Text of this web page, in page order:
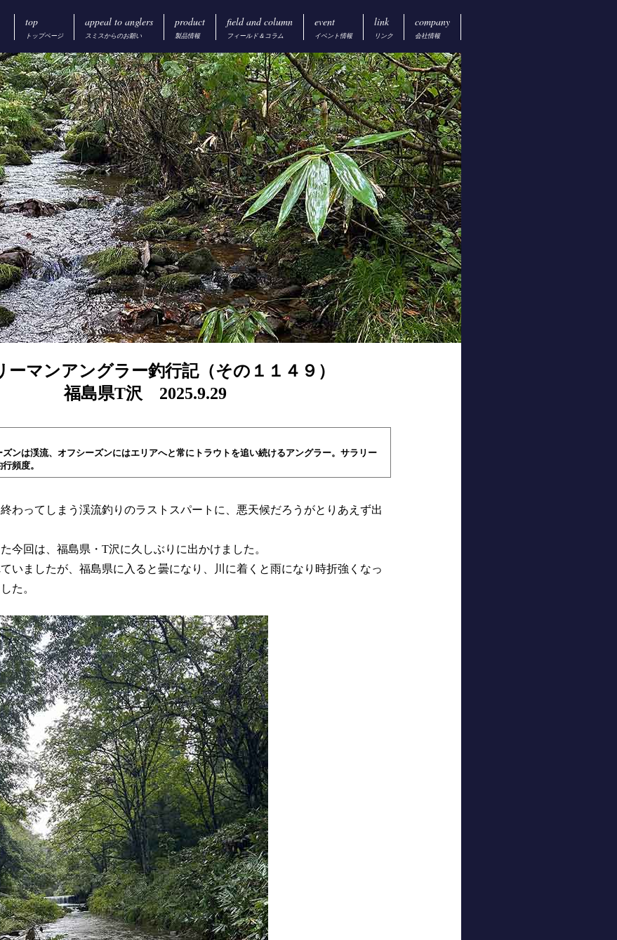
top
トップページ
appeal to anglers
スミスからのお願い
product
製品情報
field and column
フィールド＆コラム
event
イベント情報
link
リンク
company
会社情報
ーマンアングラー釣行記（その１１４９）
福島県T沢 2025.9.29
ンは渓流、オフシーズンにはエリアへと常にトラウトを追い続けるアングラー。サラリー
頻度。
わってしまう渓流釣りのラストスパートに、悪天候だろうがとりあえず出
今回は、福島県・T沢に久しぶりに出かけました。
いましたが、福島県に入ると曇になり、川に着くと雨になり時折強くなっ
た。